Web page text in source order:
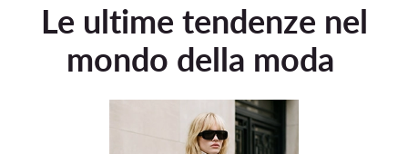
Le ultime tendenze nel
mondo della moda